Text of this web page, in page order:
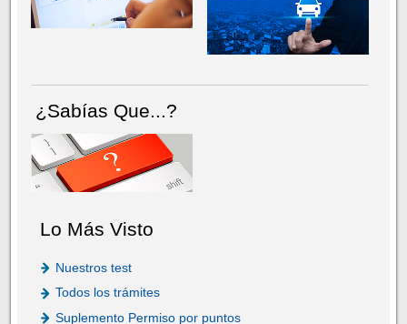
¿Sabías Que...?
Lo Más Visto
Nuestros test
Todos los trámites
Suplemento Permiso por puntos